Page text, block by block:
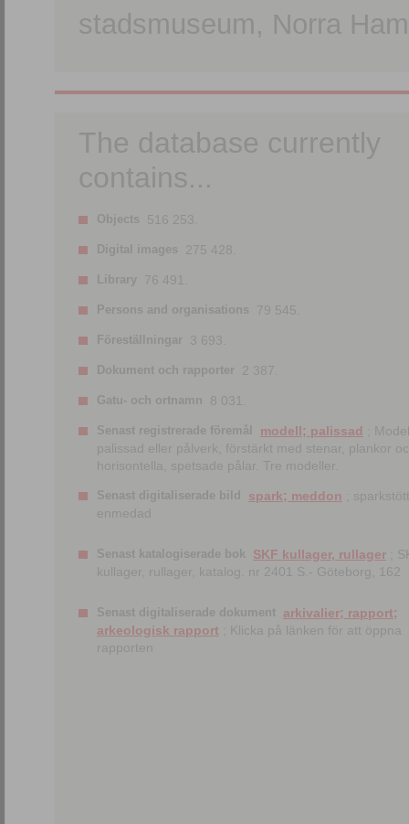
stadsmuseum, Norra
The database currently
contains...
Objects 516 253.
Digital images 275 428.
Library 76 491.
Persons and organisations 79 545.
Föreställningar 3 693.
Dokument och rapporter 2 387.
Gatu- och ortnamn 8 031.
Senast registrerade föremål modell; palissad
;
palissad eller pålverk, förstärkt med stenar, plankor
horisontella, spetsade pålar. Tre modeller.
Senast digitaliserade bild spark; meddon ;
enmedad
Senast katalogiserade bok SKF kullager, rullager ;
kullager, rullager, katalog. nr 2401 S.- Göteborg, 162
Senast digitaliserade dokument arkivalier; rapport;
arkeologisk rapport ; Klicka på länken för att öppna
rapporten